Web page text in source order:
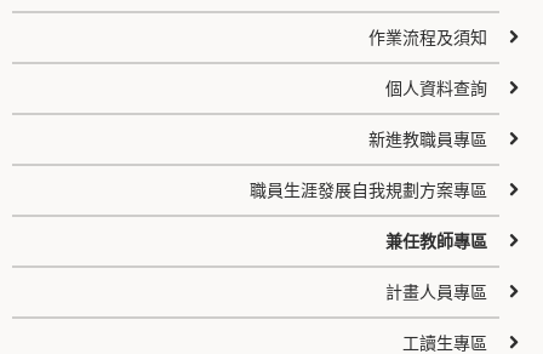
作業流程及須知
個人資料查詢
新進教職員專區
職員生涯發展自我規劃方案專區
兼任教師專區
計畫人員專區
工讀生專區